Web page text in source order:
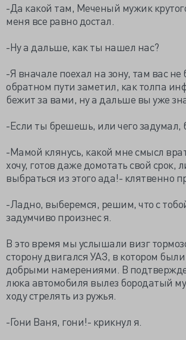
-Да какой там, Меченый мужик
меня все равно достал.
-Ну а дальше, как ты нашел нас?
-Я вначале поехал на зону, там вас не
обратном пути заметил, как толпа
бежит за вами, ну а дальше вы уже
-Если ты брешешь, или чего задумал,
-Мамой клянусь, какой мне смысл
хочу, готов даже домотать свой срок,
выбраться из этого ада!- клятвенно
-Ладно, выберемся, решим, что с
задумчиво произнес я.
В это время мы услышали визг
сторону двигался УАЗ, в котором
добрыми намерениями. В
люка автомобиля вылез бородатый
ходу стрелять из ружья.
-Гони Ваня, гони!- крикнул я.